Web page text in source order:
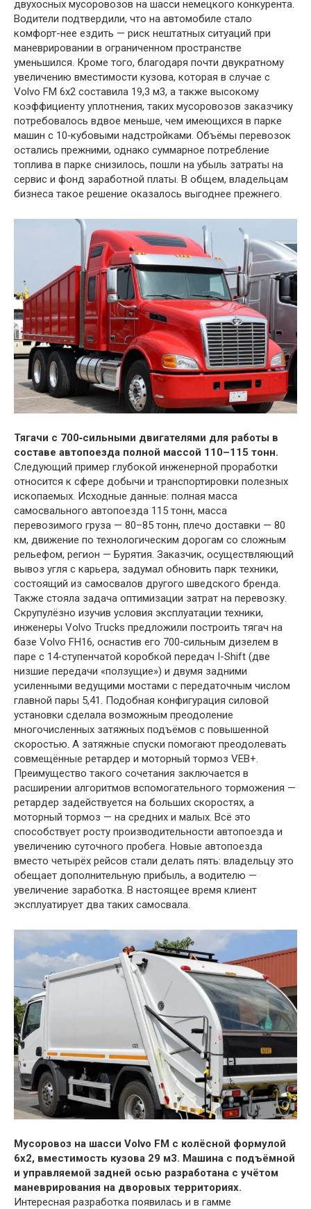
двухосных мусоровозов на шасси немецкого конкурента.
Водители подтвердили, что на автомобиле стало
комфорт-нее ездить — риск нештатных ситуаций при
маневрировании в ограниченном пространстве
уменьшился. Кроме того, благодаря почти двукратному
увеличению вместимости кузова, которая в случае с
Volvo FM 6х2 составила 19,3 м3, а также высокому
коэффициенту уплотнения, таких мусоровозов заказчику
потребовалось вдвое меньше, чем имеющихся в парке
машин с 10‑кубовыми надстройками. Объёмы перевозок
остались прежними, однако суммарное потребление
топлива в парке снизилось, пошли на убыль затраты на
сервис и фонд заработной платы. В общем, владельцам
бизнеса такое решение оказалось выгоднее прежнего.
Тягачи с 700‑сильными двигателями для работы в
составе автопоезда полной массой 110–115 тонн.
Следующий пример глубокой инженерной проработки
относится к сфере добычи и транспортировки полезных
ископаемых. Исходные данные: полная масса
самосвального автопоезда 115 тонн, масса
перевозимого груза — 80–85 тонн, плечо доставки — 80
км, движение по технологическим дорогам со сложным
рельефом, регион — Бурятия. Заказчик, осуществляющий
вывоз угля с карьера, задумал обновить парк техники,
состоящий из самосвалов другого шведского бренда.
Также стояла задача оптимизации затрат на перевозку.
Скрупулёзно изучив условия эксплуатации техники,
инженеры Volvo Trucks предложили построить тягач на
базе Volvo FH16, оснастив его 700‑сильным дизелем в
паре с 14‑ступенчатой коробкой передач I-Shift (две
низшие передачи «ползущие») и двумя задними
усиленными ведущими мостами с передаточным числом
главной пары 5,41. Подобная конфигурация силовой
установки сделала возможным преодоление
многочисленных затяжных подъёмов с повышенной
скоростью. А затяжные спуски помогают преодолевать
совмещённые ретардер и моторный тормоз VEB+.
Преимущество такого сочетания заключается в
расширении алгоритмов вспомогательного торможения —
ретардер задействуется на больших скоростях, а
моторный тормоз — на средних и малых. Всё это
способствует росту производительности автопоезда и
увеличению суточного пробега. Новые автопоезда
вместо четырёх рейсов стали делать пять: владельцу это
обещает дополнительную прибыль, а водителю —
увеличение заработка. В настоящее время клиент
эксплуатирует два таких самосвала.
Мусоровоз на шасси Volvo FM c колёсной формулой
6х2, вместимость кузова 29 м3. Машина с подъёмной
и управляемой задней осью разработана с учётом
маневрирования на дворовых территориях.
Интересная разработка появилась и в гамме